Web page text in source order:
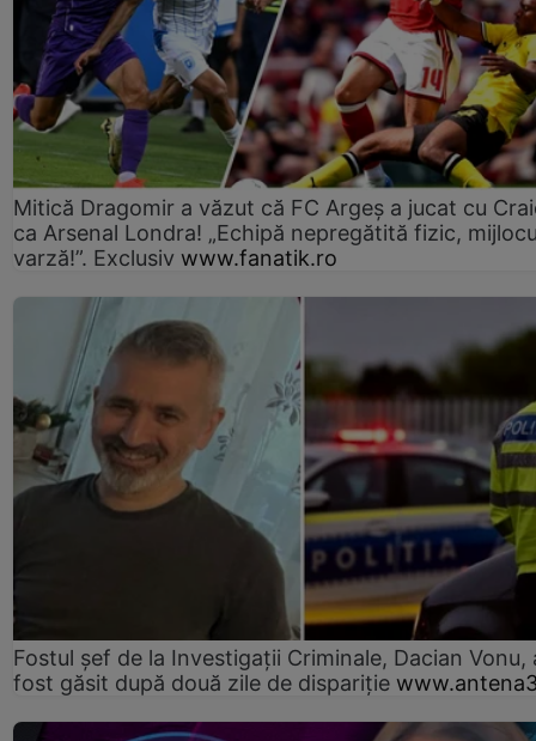
Mitică Dragomir a văzut că FC Argeș a jucat cu
ca Arsenal Londra! „Echipă nepregătită fizic,
varză!”. Exclusiv www.fanatik.ro
Fostul șef de la Investigații Criminale, Dacian Vonu,
fost găsit după două zile de dispariţie